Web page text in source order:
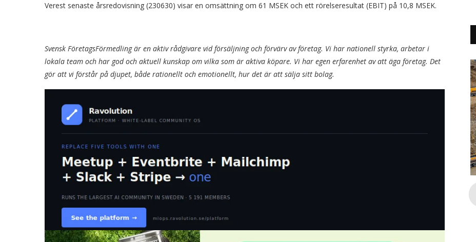
Verest senaste årsredovisning (230630) visar en omsättning om 61 MSEK och ett rörelseresultat (EBIT) på 10,8 MSEK.
Svensk FöretagsFörmedling är en aktiv rådgivare vid försäljning och förvärv av företag. Vi har nationell styrka, arbetar i
lokala team och har god och aktuell kunskap om vilka som är aktiva köpare. Vi har egen erfarenhet av att äga företag. Det
gör att vi förstår på djupet, både rationellt och emotionellt, hur det är att sälja sitt bolag.